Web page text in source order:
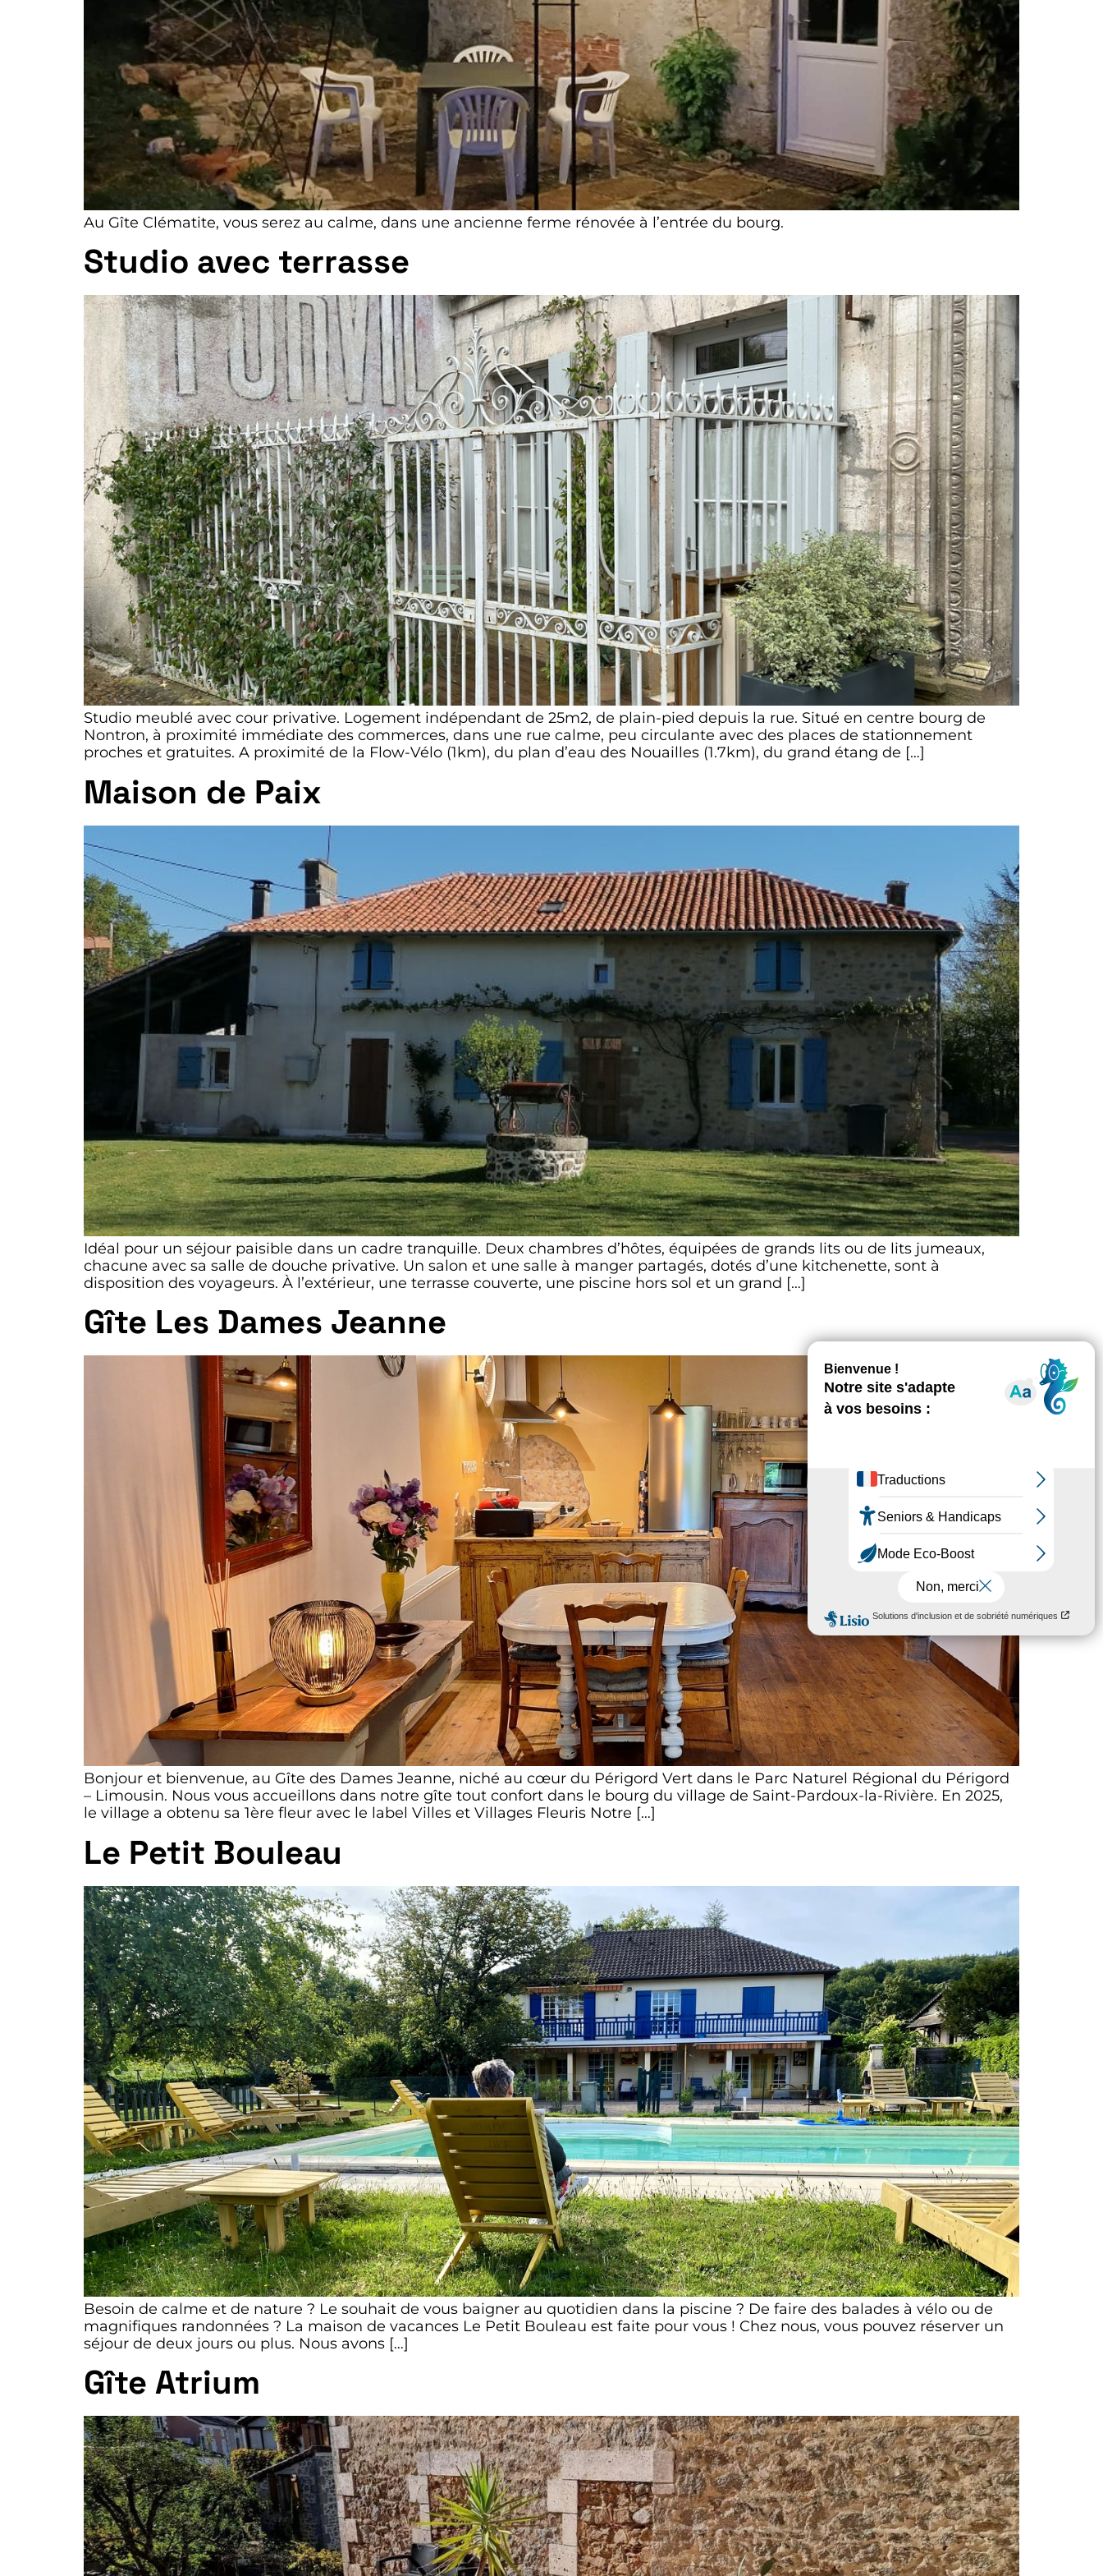
Au Gîte Clématite, vous serez au calme, dans une ancienne ferme rénovée à l’entrée du bourg.
Studio avec terrasse
Studio meublé avec cour privative. Logement indépendant de 25m2, de plain-pied depuis la rue. Situé en centre bourg de
Nontron, à proximité immédiate des commerces, dans une rue calme, peu circulante avec des places de stationnement
proches et gratuites. A proximité de la Flow-Vélo (1km), du plan d’eau des Nouailles (1.7km), du grand étang de […]
Maison de Paix
Idéal pour un séjour paisible dans un cadre tranquille. Deux chambres d’hôtes, équipées de grands lits ou de lits jumeaux,
chacune avec sa salle de douche privative. Un salon et une salle à manger partagés, dotés d’une kitchenette, sont à
disposition des voyageurs. À l’extérieur, une terrasse couverte, une piscine hors sol et un grand […]
Gîte Les Dames Jeanne
Bonjour et bienvenue, au Gîte des Dames Jeanne, niché au cœur du Périgord Vert dans le Parc Naturel Régional du Périgord
– Limousin. Nous vous accueillons dans notre gîte tout confort dans le bourg du village de Saint-Pardoux-la-Rivière. En 2025,
le village a obtenu sa 1ère fleur avec le label Villes et Villages Fleuris Notre […]
Le Petit Bouleau
Besoin de calme et de nature ? Le souhait de vous baigner au quotidien dans la piscine ? De faire des balades à vélo ou de
magnifiques randonnées ? La maison de vacances Le Petit Bouleau est faite pour vous ! Chez nous, vous pouvez réserver un
séjour de deux jours ou plus. Nous avons […]
Gîte Atrium